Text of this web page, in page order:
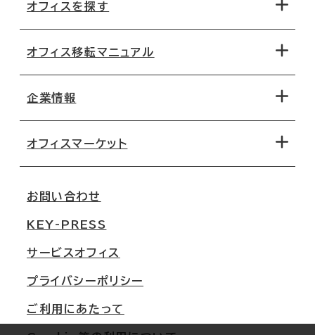
オフィスを探す
地図から探す
路線・駅から探す
オフィス移転マニュアル
移転コストシミュレーション
移転スケジュール
オフィス移転Q&A
企業情報
オフィスマーケット
大阪
名古屋
札幌
仙台
お問い合わせ
KEY-PRESS
サービスオフィス
プライバシーポリシー
ご利用にあたって